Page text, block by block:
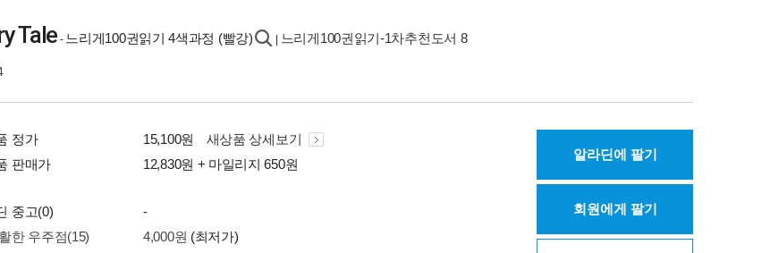
Tale - 느리게100권읽기 4색과정 (빨강) 느리게100권읽기-1차추천도서 8
정가 15,100원
새상품 상세보기
판매가
12,830원 + 마일리지 650원
중고(0)
-
한 우주점(15)
4,000원 (최저가)
알라딘에 팔기
회원에게 팔기